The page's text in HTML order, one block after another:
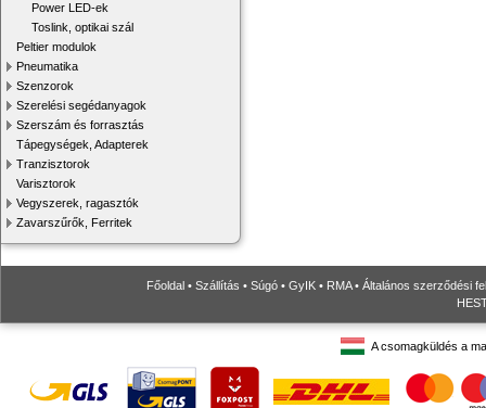
Power LED-ek
Toslink, optikai szál
Peltier modulok
Pneumatika
Szenzorok
Szerelési segédanyagok
Szerszám és forrasztás
Tápegységek, Adapterek
Tranzisztorok
Varisztorok
Vegyszerek, ragasztók
Zavarszűrők, Ferritek
Főoldal • Szállítás • Súgó • GyIK • RMA• Általános szerződési
A csomagküldés a